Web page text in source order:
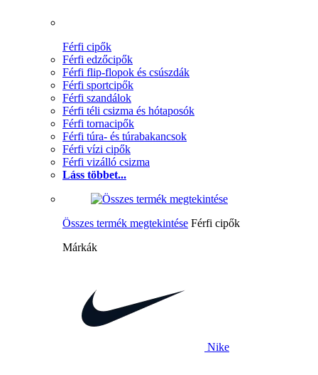
Férfi cipők
Férfi edzőcipők
Férfi flip-flopok és csúszdák
Férfi sportcipők
Férfi szandálok
Férfi téli csizma és hótaposók
Férfi tornacipők
Férfi túra- és túrabakancsok
Férfi vízi cipők
Férfi vizálló csizma
Láss többet...
Összes termék megtekintése Férfi cipők
Márkák
Nike